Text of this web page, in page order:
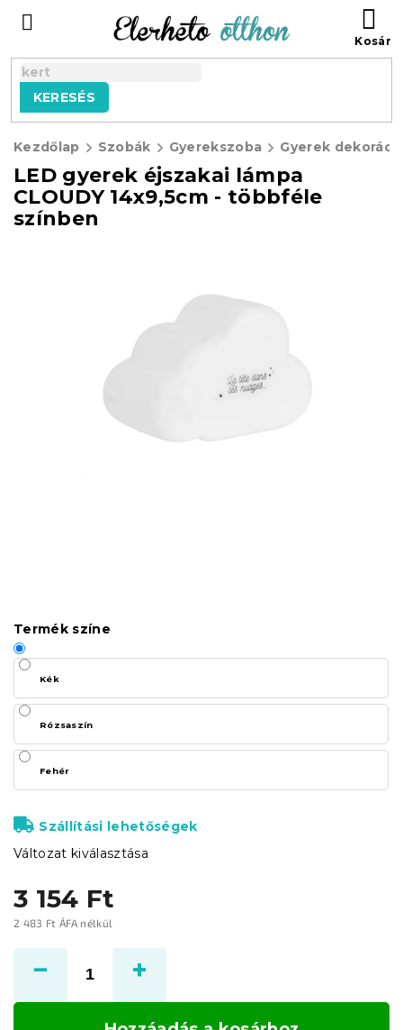
tartalomhoz
KERESÉS
Kezdőlap Szobák Gyerekszoba Gyerek
LED gyerek éjszakai lámpa
CLOUDY 14x9,5cm - többféle
színben
3 154 Ft
2 483 Ft ÁFA nélkül
Változat kiválasztása
Termék színe
Kék
Rózsaszín
Fehér
Szállítási lehetőségek